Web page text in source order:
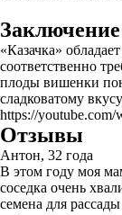
Заключение
«Казачка»
соответственно
плоды вишенки
сладковатому
https://
Отзывы
Антон, 32 года
В этом году моя
соседка очень
семена для